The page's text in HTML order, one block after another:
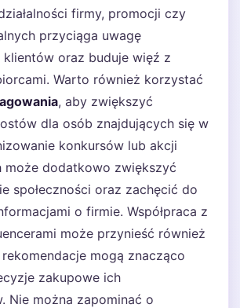
firmy, promocji czy
przyciąga uwagę
klientów oraz buduje więź z
Warto również korzystać
, aby zwiększyć
dla osób znajdujących się w
konkursów lub akcji
może dodatkowo zwiększyć
społeczności oraz zachęcić do
o firmie. Współpraca z
może przynieść również
mogą znacząco
zakupowe ich
Nie można zapominać o